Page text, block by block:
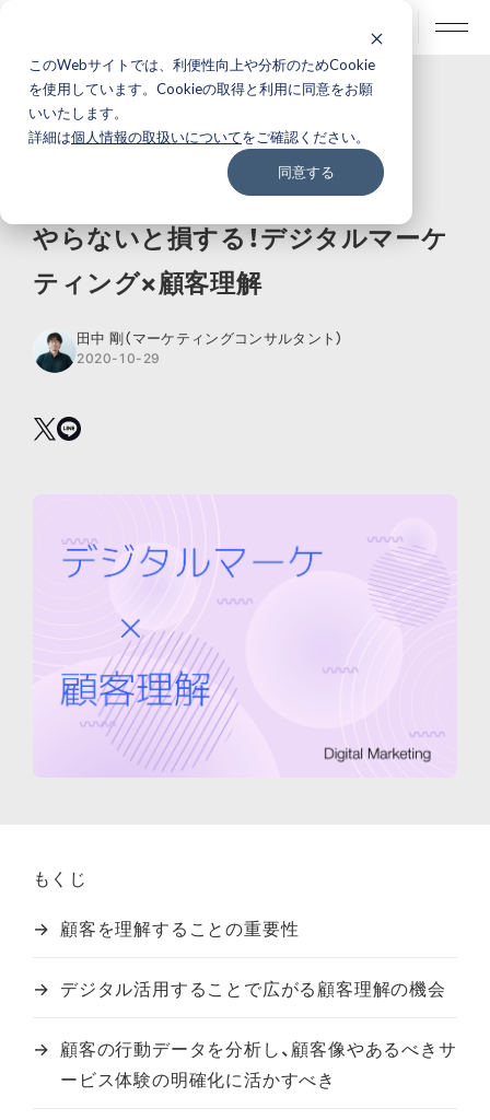
このWebサイトでは、利便性向上や分析のためCookie
を使用しています。Cookieの取得と利用に同意をお願
いいたします。
詳細は個人情報の取扱いについてをご確認ください。
同意する
ナレッジ・ノウハウ
# データ分析
やらないと損する！デジタルマーケ
ティング×顧客理解
田中 剛（マーケティングコンサルタント）
2020-10-29
もくじ
顧客を理解することの重要性
デジタル活用することで広がる顧客理解の機会
顧客の行動データを分析し、顧客像やあるべきサ
ービス体験の明確化に活かすべき